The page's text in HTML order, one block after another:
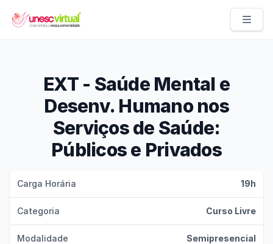
UNESC VIRTUAL
EXT - Saúde Mental e
Desenv. Humano nos
Serviços de Saúde:
Públicos e Privados
Carga Horária 19h
Categoria Curso Livre
Modalidade Semipresencial